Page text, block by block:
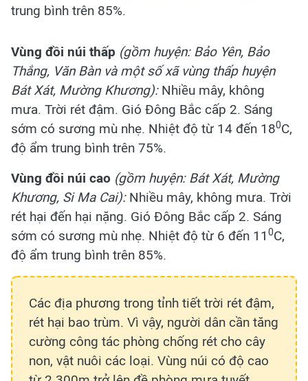
trung bình trên 85%.
Vùng đồi núi thấp (gồm huyện: Bảo Yên, Bảo
Thắng, Văn Bàn và một số xã vùng thấp huyện
Bát Xát, Mường Khương):Nhiều mây, không
mưa. Trời rét đậm. Gió Đông Bắc cấp 2. Sáng
sớm có sương mù nhẹ. Nhiệt độ từ 14 đến 180C,
độ ẩm trung bình trên 75%.
Vùng đồi núi cao (gồm huyện: Bát Xát, Mường
Khương, Si Ma Cai):Nhiều mây, không mưa. Trời
rét hại đến hại nặng. Gió Đông Bắc cấp 2. Sáng
sớm có sương mù nhẹ. Nhiệt độ từ 6 đến 11 0C,
độ ẩm trung bình trên 85%.
Các địa phương trong tỉnh tiết trời rét đậm,
rét hại bao trùm. Vì vậy, người dân cần tăng
cường công tác phòng chống rét cho cây
non, vật nuôi các loại. Vùng núi có độ cao